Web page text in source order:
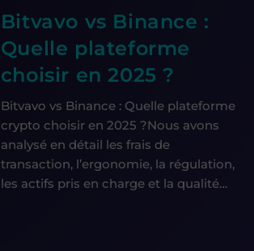
Bitvavo vs Binance :
Quelle plateforme
choisir en 2025 ?
Bitvavo vs Binance : Quelle plateforme
crypto choisir en 2025 ?Nous avons
analysé en détail les frais de
transaction, l’ergonomie, la régulation,
les actifs pris en charge et la qualité…